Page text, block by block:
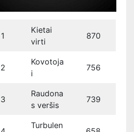
1
Kietai
virti
870
2
Kovotoja
i
756
3
Raudona
s veršis
739
Turbulen